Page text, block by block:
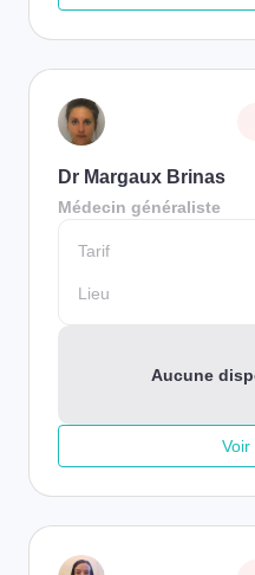
Dr Margaux Brinas
Médecin généraliste
Tarif
Lieu
Aucune
Voir